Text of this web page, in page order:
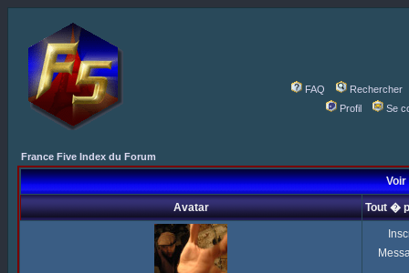
FAQ
Rechercher
Profil
Se
France Five Index du Forum
Voir
Avatar Tout �